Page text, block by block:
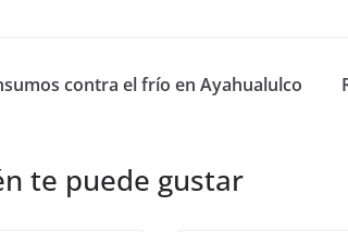
contra el frío en Ayahualulco
te puede gustar